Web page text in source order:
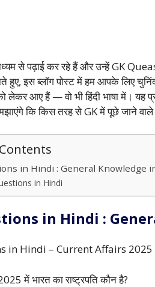
से पढ़ाई कर रहे हैं और उन्हें GK
इस ब्लॉग पोस्ट में हम आपके लिए
आए हैं — वो भी हिंदी भाषा में। यह
कि किस तरह से GK में पूछे जाने वाले
in Hindi : General Knowledge
in Hindi
in Hindi :
in Hindi – Current Affairs 2025
में भारत का राष्ट्रपति कौन है?